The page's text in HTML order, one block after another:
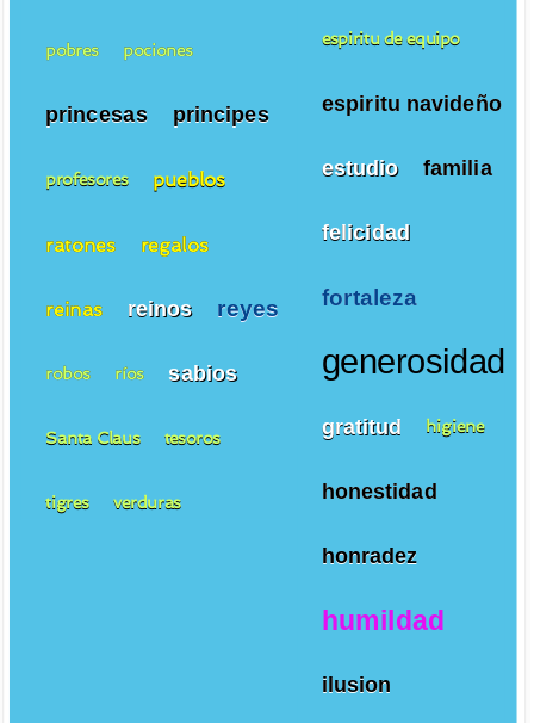
espiritu de equipo
espiritu navideño
estudio familia
felicidad
fortaleza
generosidad
gratitud higiene
honestidad
honradez
humildad
ilusion
pobres pociones
princesas principes
profesores pueblos
ratones regalos
reinas reinos reyes
robos ríos sabios
Santa Claus tesoros
tigres verduras